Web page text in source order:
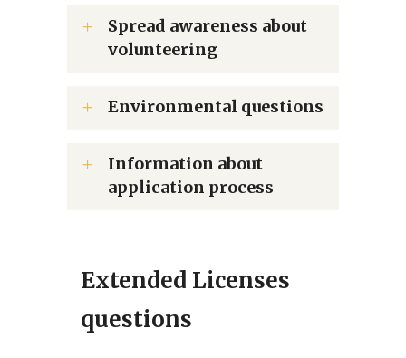
Spread awareness about
volunteering
Environmental questions
Information about
application process
Extended Licenses
questions